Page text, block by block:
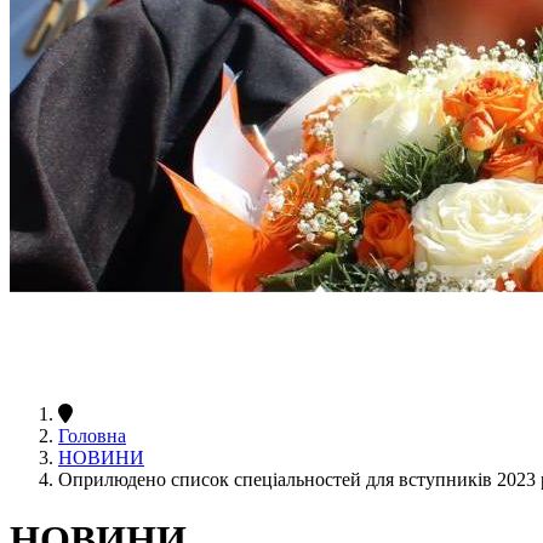
Головна
НОВИНИ
Оприлюдено список спеціальностей для вступників 2023